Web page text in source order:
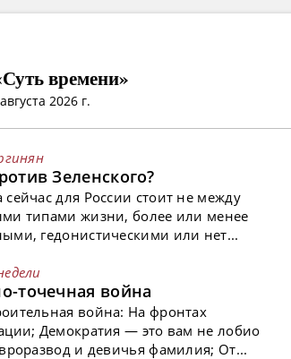
времени»
2026 г.
Зеленского?
для России стоит не между
типами жизни, более или менее
гедонистическими или нет...
точечная война
война: На фронтах
Демократия — это вам не лобио
и девичья фамилия; От...